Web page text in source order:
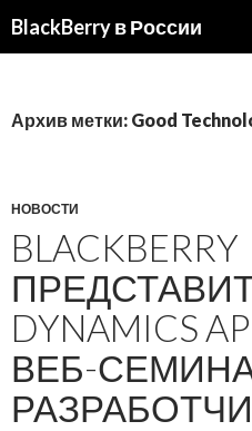
BlackBerry в России
Архив метки: Good
НОВОСТИ
BLACKBERRY
ПРЕДСТАВИТ
DYNAMICS
ВЕБ-